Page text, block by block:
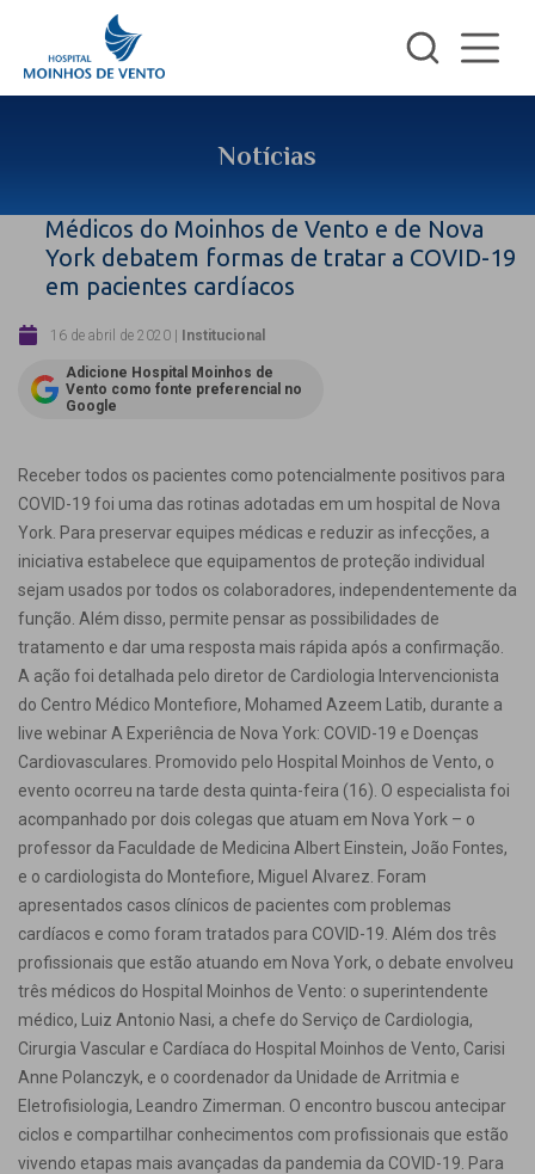
Notícias
Médicos do Moinhos de Vento e de Nova
York debatem formas de tratar a COVID-19
em pacientes cardíacos
16 de abril de 2020 | Institucional
Adicione Hospital Moinhos de
Vento como fonte preferencial no
Google
Receber todos os pacientes como potencialmente positivos para
COVID-19 foi uma das rotinas adotadas em um hospital de Nova
York. Para preservar equipes médicas e reduzir as infecções, a
iniciativa estabelece que equipamentos de proteção individual
sejam usados por todos os colaboradores, independentemente da
função. Além disso, permite pensar as possibilidades de
tratamento e dar uma resposta mais rápida após a confirmação.
A ação foi detalhada pelo diretor de Cardiologia Intervencionista
do Centro Médico Montefiore, Mohamed Azeem Latib, durante a
live webinar A Experiência de Nova York: COVID-19 e Doenças
Cardiovasculares. Promovido pelo Hospital Moinhos de Vento, o
evento ocorreu na tarde desta quinta-feira (16). O especialista foi
acompanhado por dois colegas que atuam em Nova York – o
professor da Faculdade de Medicina Albert Einstein, João Fontes,
e o cardiologista do Montefiore, Miguel Alvarez. Foram
apresentados casos clínicos de pacientes com problemas
cardíacos e como foram tratados para COVID-19. Além dos três
profissionais que estão atuando em Nova York, o debate envolveu
três médicos do Hospital Moinhos de Vento: o superintendente
médico, Luiz Antonio Nasi, a chefe do Serviço de Cardiologia,
Cirurgia Vascular e Cardíaca do Hospital Moinhos de Vento, Carisi
Anne Polanczyk, e o coordenador da Unidade de Arritmia e
Eletrofisiologia, Leandro Zimerman. O encontro buscou antecipar
ciclos e compartilhar conhecimentos com profissionais que estão
vivendo etapas mais avançadas da pandemia da COVID-19. Para